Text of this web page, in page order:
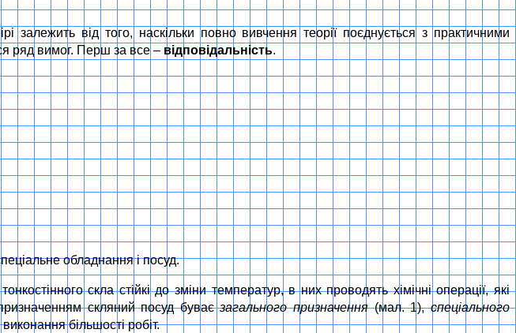
залежить від того, наскільки повно вивчення теорії поєднується з практичними
ряд вимог. Перш за все – відповідальність.
обладнання і посуд.
скла стійкі до зміни температур, в них проводять хімічні операції, які
скляний посуд буваєзагального призначення(мал. 1),спеціального
більшості робіт.